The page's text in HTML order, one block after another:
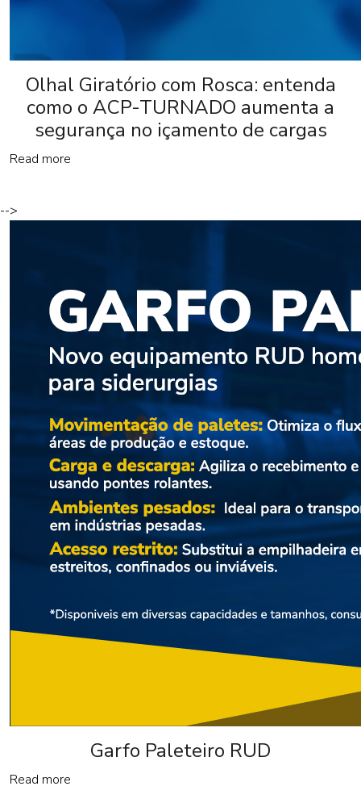
Olhal Giratório com Rosca: entenda
como o ACP-TURNADO aumenta a
segurança no içamento de cargas
Read more
-->
Garfo Paleteiro RUD
Read more